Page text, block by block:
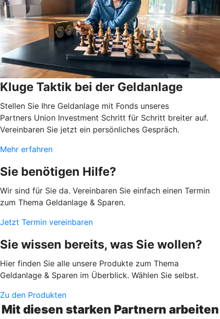
Kluge Taktik bei der Geldanlage
Stellen Sie Ihre Geldanlage mit Fonds unseres
Partners Union Investment Schritt für Schritt breiter auf.
Vereinbaren Sie jetzt ein persönliches Gespräch.
Mehr erfahren
Sie benötigen Hilfe?
Wir sind für Sie da. Vereinbaren Sie einfach einen Termin
zum Thema Geldanlage & Sparen.
Jetzt Termin vereinbaren
Sie wissen bereits, was Sie wollen?
Hier finden Sie alle unsere Produkte zum Thema
Geldanlage & Sparen im Überblick. Wählen Sie selbst.
Zu den Produkten
Mit diesen starken Partnern arbeiten